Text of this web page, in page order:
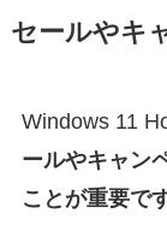
セールやキ
Windows 11
ールやキャン
ことが重要です